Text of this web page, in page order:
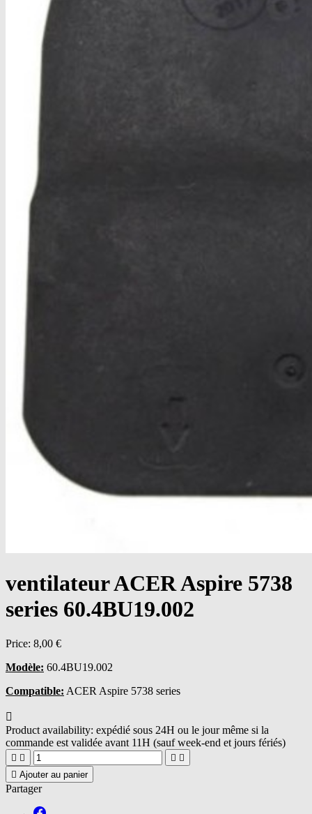
ventilateur ACER Aspire 5738
series 60.4BU19.002
Price: 8,00 €
Modèle: 60.4BU19.002
Compatible: ACER Aspire 5738 series

Product availability: expédié sous 24H ou le jour même si la
commande est validée avant 11H (sauf week-end et jours fériés)
   
 Ajouter au panier
Partager